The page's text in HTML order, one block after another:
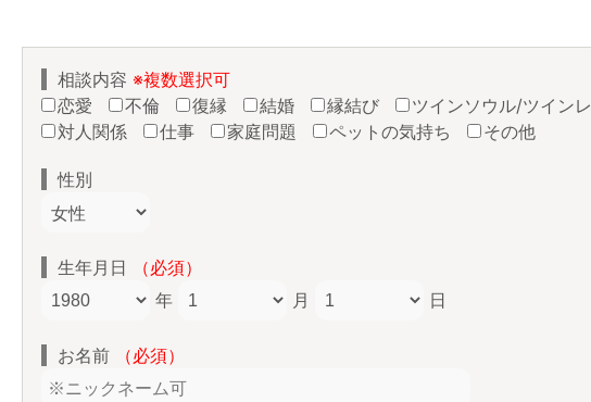
相談内容 ※複数選択可
恋愛
不倫 復縁 結婚 縁結び
ツインソウル/ツイン
対人関係
仕事 家庭問題 ペットの気持ち その他
性別
生年月日
（必須）
年
月 日
お名前 （必須）